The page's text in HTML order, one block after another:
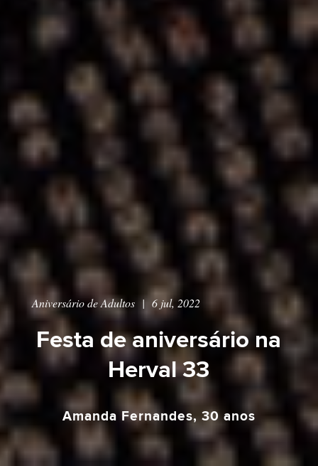
Aniversário de Adultos| 6 jul, 2022
Festa de aniversário na
Herval 33
Amanda Fernandes, 30 anos